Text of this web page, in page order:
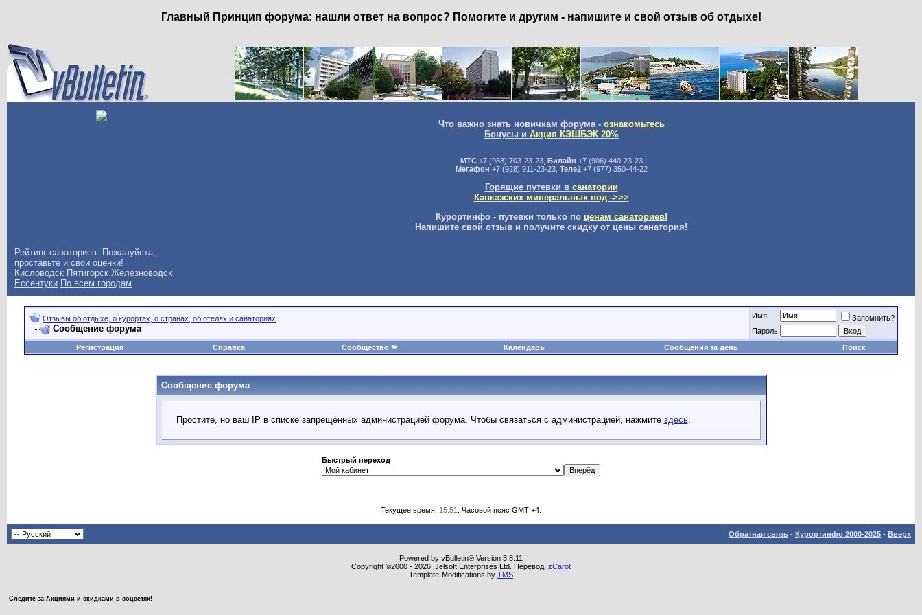
Главный Принцип форума: нашли ответ на вопрос? Помогите и другим - напишите и свой отзыв об отдыхе!
Что важно знать новичкам форума - ознакомьтесь
Бонусы и Акция КЭШБЭК 20%
МТС+7 (988) 703-23-23, Билайн +7 (906) 440-23-23
Мегафон +7 (928) 911-23-23, Теле2+7 (977) 350-44-22
Горящие путевки в санатории
Кавказских минеральных вод ->>>
Курортинфо - путевки только по ценам санаториев!
Напишите свой отзыв и получите скидку от цены санатория!
Рейтинг санаториев: Пожалуйста,
проставьте и свои оценки!
Кисловодск Пятигорск Железноводск
Ессентуки По всем городам
Отзывы об отдыхе, о курортах, о странах, об отелях и санаториях
Сообщение форума
Имя
Запомнить?
Пароль
Регистрация
Справка Сообщество Календарь Сообщения за день Поиск
Сообщение форума
Простите, но ваш IP в списке запрещённых администрацией форума. Чтобы связаться с администрацией, нажмите здесь.
Быстрый переход
Текущее время: 15:51 . Часовой пояс GMT +4.
Обратная связь - Курортинфо 2000-2025 - Вверх
Powered by vBulletin® Version 3.8.11
Copyright ©2000 - 2026, Jelsoft Enterprises Ltd. Перевод: zCarot
Template-Modifications by TMS
Следите за Акциями и скидками в соцсетях!